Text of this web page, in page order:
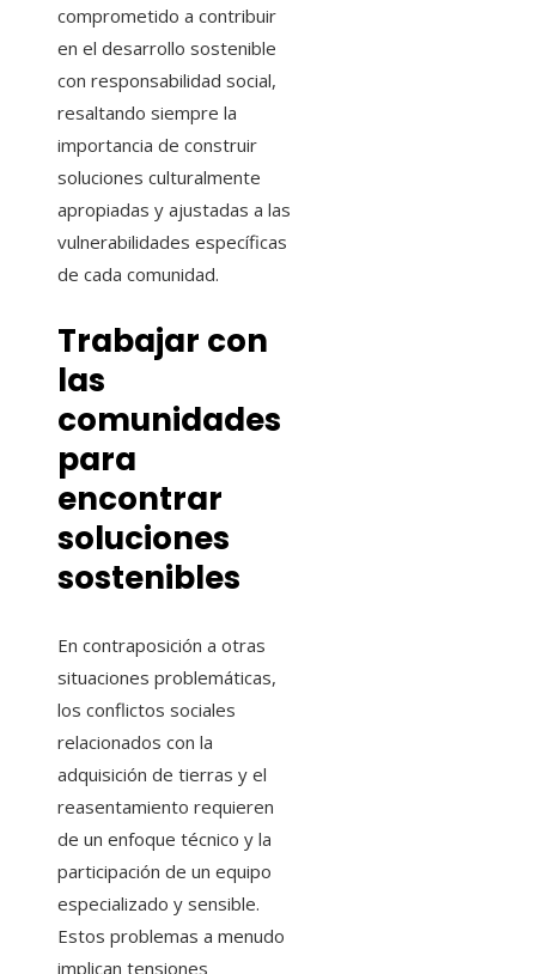
comprometido a contribuir
en el desarrollo sostenible
con responsabilidad social,
resaltando siempre la
importancia de construir
soluciones culturalmente
apropiadas y ajustadas a las
vulnerabilidades específicas
de cada comunidad.
Trabajar con
las
comunidades
para
encontrar
soluciones
sostenibles
En contraposición a otras
situaciones problemáticas,
los conflictos sociales
relacionados con la
adquisición de tierras y el
reasentamiento requieren
de un enfoque técnico y la
participación de un equipo
especializado y sensible.
Estos problemas a menudo
implican tensiones